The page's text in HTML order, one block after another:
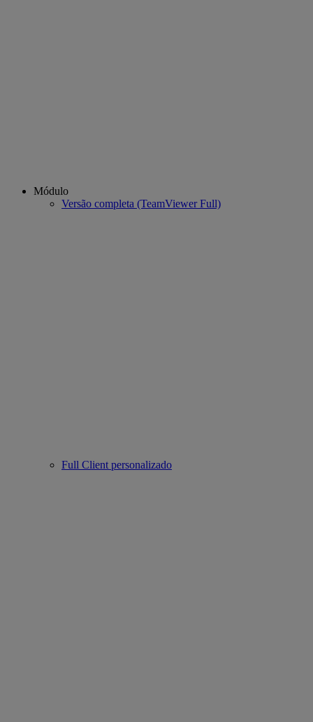
Módulo
Versão completa (TeamViewer Full)
Full Client personalizado